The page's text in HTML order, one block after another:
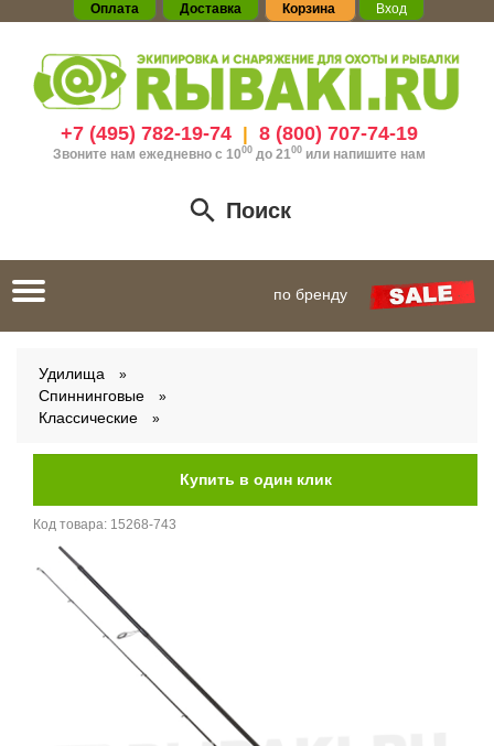
Оплата Доставка Корзина Вход
+7 (495) 782-19-74| 8 (800) 707-74-19
Звоните нам ежедневно с 1000до 21 00 или напишите нам
Поиск
Toggle
navigation
по бренду
Удилища
Спиннинговые
Классические
Код товара: 15268-743